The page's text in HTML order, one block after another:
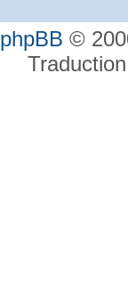
phpBB ©